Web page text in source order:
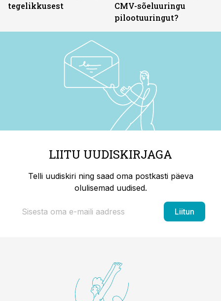
tegelikkusest
CMV-sõeluuringu
pilootuuringut?
LIITU UUDISKIRJAGA
Telli uudiskiri ning saad oma postkasti päeva
olulisemad uudised.
Liitun